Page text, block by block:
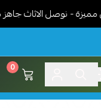
- نوصل الاثاث جاهز
0